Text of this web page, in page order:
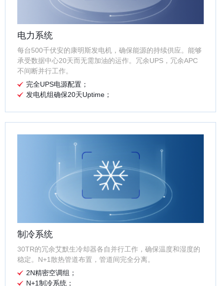
电力系统
每台500千伏安的康明斯发电机，确保能源的持续供应。能够
承受数据中心20天而无需加油的运作。冗余UPS，冗余APC
不间断并行工作。
完全UPS电源配置；
发电机组确保20天Uptime；
制冷系统
30TR的冗余艾默生冷却器各自并行工作，确保温度和湿度的
稳定。N+1散热管道布置，管道间完全分离。
2N精密空调组；
N+1制冷系统；